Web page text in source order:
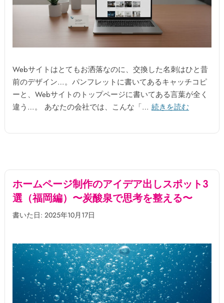
Webサイトはとてもお洒落なのに、交換した名刺はひと昔
前のデザイン…。パンフレットに書いてあるキャッチコピ
ーと、Webサイトのトップページに書いてある言葉が全く
違う…。 あなたの会社では、こんな「… 続きを読む
ホームページ制作のアイデア出しスポット3
選（福岡編）〜炭酸泉で思考を整える〜
書いた日: 2025年10月17日